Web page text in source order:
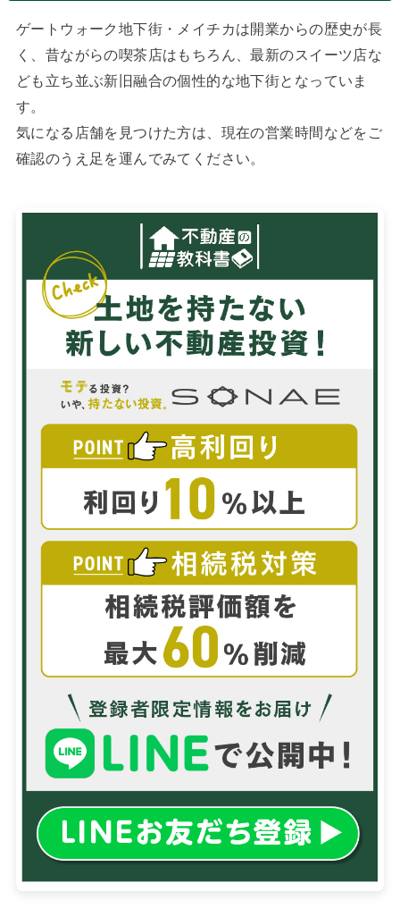
ゲートウォーク地下街・メイチカは開業からの歴史が長
く、昔ながらの喫茶店はもちろん、最新のスイーツ店な
ども立ち並ぶ新旧融合の個性的な地下街となっていま
す。
気になる店舗を見つけた方は、現在の営業時間などをご
確認のうえ足を運んでみてください。